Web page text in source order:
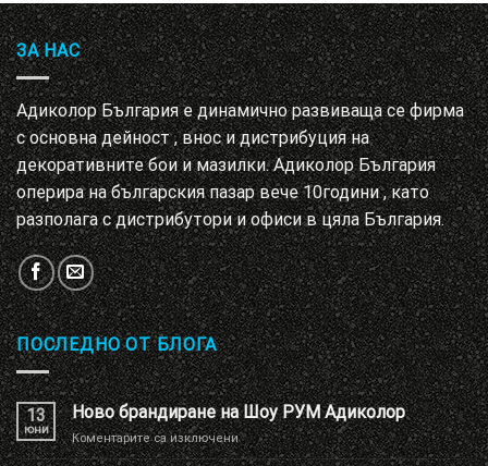
ЗА НАС
Адиколор България е динамично развиваща се фирма
с основна дейност , внос и дистрибуция на
декоративните бои и мазилки. Адиколор България
оперира на българския пазар вече 10години , като
разполага с дистрибутори и офиси в цяла България.
ПОСЛЕДНО ОТ БЛОГА
13
юни
Ново брандиране на Шоу РУМ Адиколор
Коментарите са изключениза
Ново